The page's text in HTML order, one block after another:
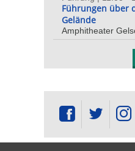
Führungen über
Gelände
Amphitheater